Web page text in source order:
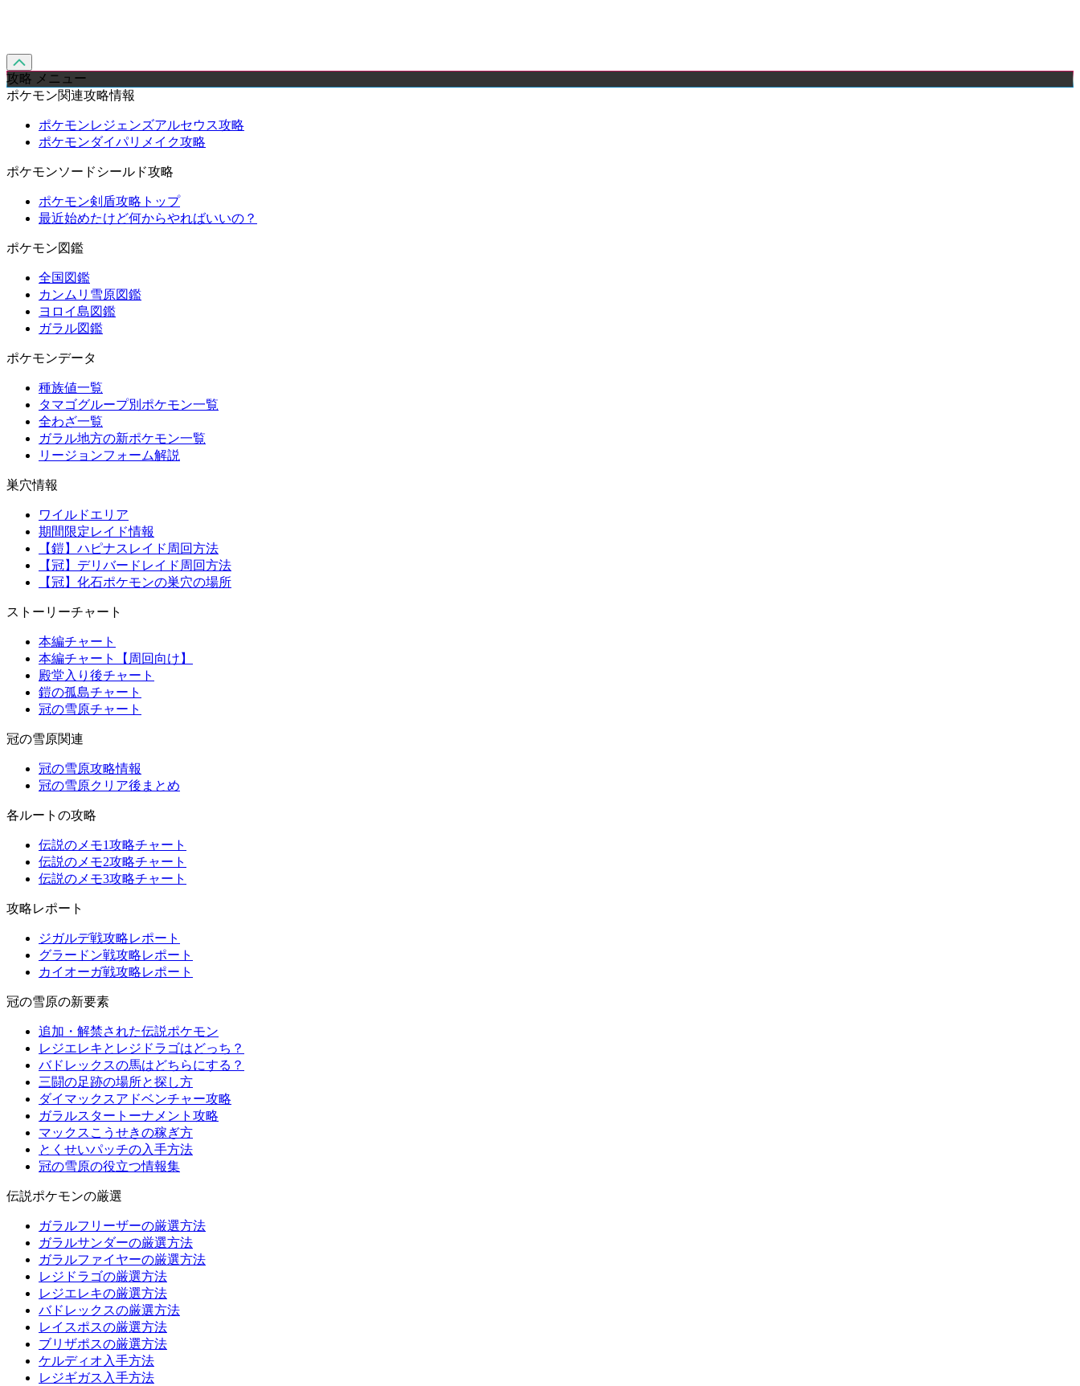
攻略 メニュー
ポケモン関連攻略情報
ポケモンレジェンズアルセウス攻略
ポケモンダイパリメイク攻略
ポケモンソードシールド攻略
ポケモン剣盾攻略トップ
最近始めたけど何からやればいいの？
ポケモン図鑑
全国図鑑
カンムリ雪原図鑑
ヨロイ島図鑑
ガラル図鑑
ポケモンデータ
種族値一覧
タマゴグループ別ポケモン一覧
全わざ一覧
ガラル地方の新ポケモン一覧
リージョンフォーム解説
巣穴情報
ワイルドエリア
期間限定レイド情報
【鎧】ハピナスレイド周回方法
【冠】デリバードレイド周回方法
【冠】化石ポケモンの巣穴の場所
ストーリーチャート
本編チャート
本編チャート【周回向け】
殿堂入り後チャート
鎧の孤島チャート
冠の雪原チャート
冠の雪原関連
冠の雪原攻略情報
冠の雪原クリア後まとめ
各ルートの攻略
伝説のメモ1攻略チャート
伝説のメモ2攻略チャート
伝説のメモ3攻略チャート
攻略レポート
ジガルデ戦攻略レポート
グラードン戦攻略レポート
カイオーガ戦攻略レポート
冠の雪原の新要素
追加・解禁された伝説ポケモン
レジエレキとレジドラゴはどっち？
バドレックスの馬はどちらにする？
三闘の足跡の場所と探し方
ダイマックスアドベンチャー攻略
ガラルスタートーナメント攻略
マックスこうせきの稼ぎ方
とくせいパッチの入手方法
冠の雪原の役立つ情報集
伝説ポケモンの厳選
ガラルフリーザーの厳選方法
ガラルサンダーの厳選方法
ガラルファイヤーの厳選方法
レジドラゴの厳選方法
レジエレキの厳選方法
バドレックスの厳選方法
レイスポスの厳選方法
ブリザポスの厳選方法
ケルディオ入手方法
レジギガス入手方法